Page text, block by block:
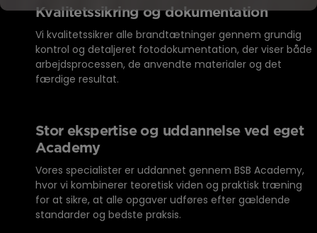
Kvalitetssikring og dokumentation
Vi kvalitetssikrer alle brandtætninger gennem grundig
kontrol og detaljeret fotodokumentation, der viser både
arbejdsprocessen, de anvendte materialer og det
færdige resultat.
Stor ekspertise og uddannelse ved eget
Academy
Vores specialister er uddannet gennem BSB Academy,
hvor vi kombinerer teoretisk viden og praktisk træning
for at sikre, at alle opgaver udføres efter gældende
standarder og bedste praksis.